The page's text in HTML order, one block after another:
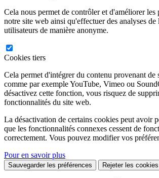
Cela nous permet de contrôler et d'améliorer les
notre site web ainsi qu'effectuer des analyses de
utilisateurs de manière anonyme.
Cookies tiers
Cela permet d'intégrer du contenu provenant de
comme par exemple YouTube, Vimeo ou
désactivez cette fonction, vous risquez de
fonctionnalités du site web.
La désactivation de certains cookies peut avoir
que les fonctionnalités connexes cessent de
correctement. Vous pouvez modifier vos
Pour en savoir plus
Sauvegarder les préférences Rejeter les cookies